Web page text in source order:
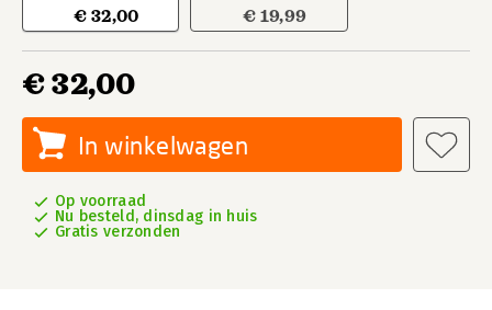
€ 32,00 € 19,99
€ 32,00
In winkelwagen
Op voorraad
Nu besteld, dinsdag in huis
Gratis verzonden